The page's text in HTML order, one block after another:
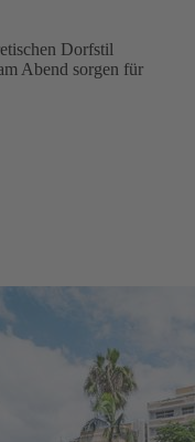
Dorfstil
Abend sorgen für